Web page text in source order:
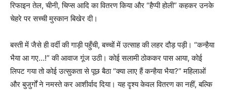
रिफाइन तेल, चीनी, चिप्स आदि का वितरण किया और “हैप्पी होली” कहकर उनके
चेहरे पर सच्ची मुस्कान बिखेर दी।
बस्ती में जैसे ही वर्दी की गाड़ी पहुँची, बच्चों में उत्साह की लहर दौड़ पड़ी। “कन्हैया
भैया आ गए…!” की आवाज गूंज उठी। कोई सलामी ठोककर पास आया, कोई
लिपट गया तो कोई उत्सुकता से पूछ बैठा “क्या लाए हैं कन्हैया भैया?” महिलाओं
और बुजुर्गों ने नमस्ते कर आशीर्वाद दिया। यह दृश्य केवल वितरण का नहीं, बल्कि